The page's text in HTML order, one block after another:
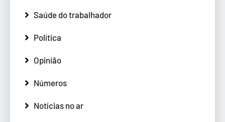
Saúde do trabalhador
Política
Opinião
Números
Notícias no ar